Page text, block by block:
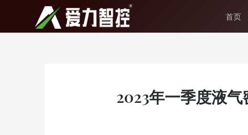
内
首页
2023年一季度液